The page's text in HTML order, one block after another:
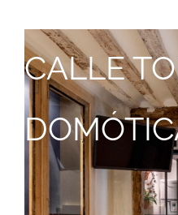
CALLE